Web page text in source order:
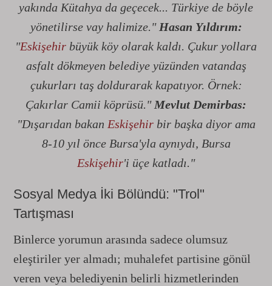
yakında Kütahya da geçecek... Türkiye de böyle
yönetilirse vay halimize." Hasan Yıldırım:
"Eskişehir büyük köy olarak kaldı. Çukur yollara
asfalt dökmeyen belediye yüzünden vatandaş
çukurları taş doldurarak kapatıyor. Örnek:
Çakırlar Camii köprüsü." Mevlut Demirbas:
"Dışarıdan bakan Eskişehirbir başka diyor ama
8-10 yıl önce Bursa'yla aynıydı, Bursa
Eskişehir'i üçe katladı."
Sosyal Medya İki Bölündü: "Trol"
Tartışması
Binlerce yorumun arasında sadece olumsuz
eleştiriler yer almadı; muhalefet partisine gönül
veren veya belediyenin belirli hizmetlerinden